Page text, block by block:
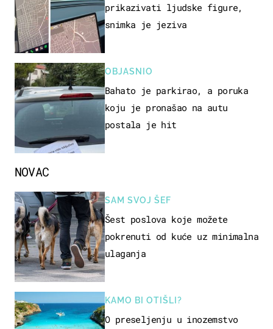
prikazivati ljudske figure,
snimka je jeziva
OBJASNIO
Bahato je parkirao, a poruka
koju je pronašao na autu
postala je hit
NOVAC
SAM SVOJ ŠEF
Šest poslova koje možete
pokrenuti od kuće uz minimalna
ulaganja
KAMO BI OTIŠLI?
O preseljenju u inozemstvo